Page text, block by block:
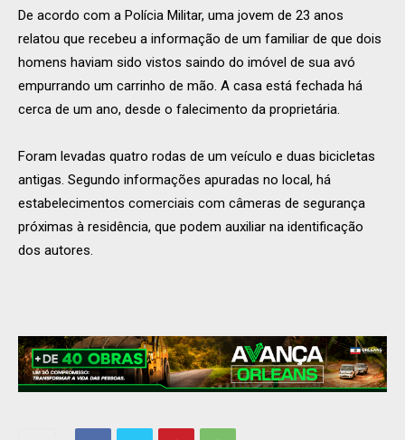
De acordo com a Polícia Militar, uma jovem de 23 anos
relatou que recebeu a informação de um familiar de que dois
homens haviam sido vistos saindo do imóvel de sua avó
empurrando um carrinho de mão. A casa está fechada há
cerca de um ano, desde o falecimento da proprietária.
Foram levadas quatro rodas de um veículo e duas bicicletas
antigas. Segundo informações apuradas no local, há
estabelecimentos comerciais com câmeras de segurança
próximas à residência, que podem auxiliar na identificação
dos autores.